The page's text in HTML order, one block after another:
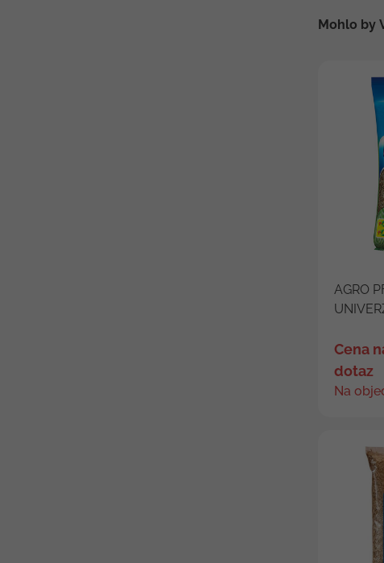
Mohlo by
AGRO
Cena
dotaz
Na